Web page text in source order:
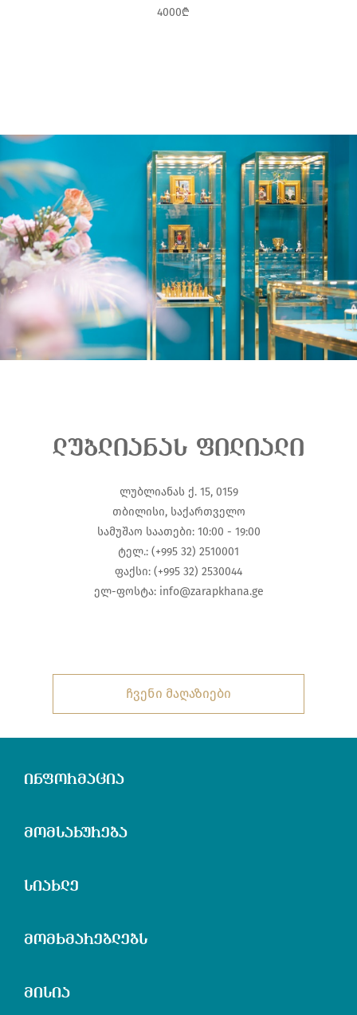
4000₾
ლუბლიანას ფილიალი
ლუბლიანას ქ. 15, 0159
თბილისი, საქართველო
სამუშაო საათები: 10:00 - 19:00
ტელ.: (+995 32) 2510001
ფაქსი: (+995 32) 2530044
ელ-ფოსტა: info@zarapkhana.ge
ჩვენი მაღაზიები
ინფორმაცია
მომსახურება
სიახლე
მომხმარებლებს
მისია